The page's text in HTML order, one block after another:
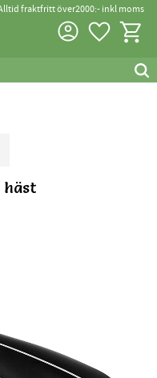
fraktfritt över2000:- inkl moms
Favoriter
häst